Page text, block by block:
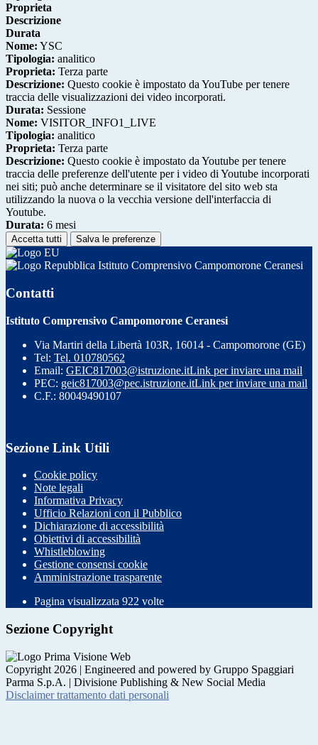
Proprieta
Descrizione
Durata
Nome: YSC
Tipologia: analitico
Proprieta: Terza parte
Descrizione: Questo cookie è impostato da YouTube per tenere
traccia delle visualizzazioni dei video incorporati.
Durata: Sessione
Nome: VISITOR_INFO1_LIVE
Tipologia: analitico
Proprieta: Terza parte
Descrizione: Questo cookie è impostato da Youtube per tenere
traccia delle preferenze dell'utente per i video di Youtube incorporati
nei siti; può anche determinare se il visitatore del sito web sta
utilizzando la nuova o la vecchia versione dell'interfaccia di
Youtube.
Durata: 6 mesi
Accetta tutti Salva le preferenze
Istituto Comprensivo Campomorone Ceranesi
Contatti
Istituto Comprensivo Campomorone Ceranesi
Via Martiri della Libertà 103R, 16014 - Campomorone (GE)
Tel: Tel. 010780562
Email: GEIC817003@istruzione.itLink per inviare una mail
PEC: geic817003@pec.istruzione.itLink per inviare una mail
C.F.: 80049490107
Sezione Link Utili
Cookie policy
Note legali
Informativa Privacy
Ufficio Relazioni con il Pubblico
Dichiarazione di accessibilità
Obiettivi di accessibilità
Whistleblowing
Gestione consensi cookie
Amministrazione trasparente
Pagina visualizzata 922 volte
Sezione Copyright
Copyright 2026 | Engineered and powered by Gruppo Spaggiari
Parma S.p.A. | Divisione Publishing & New Social Media
Disclaimer trattamento dati personali